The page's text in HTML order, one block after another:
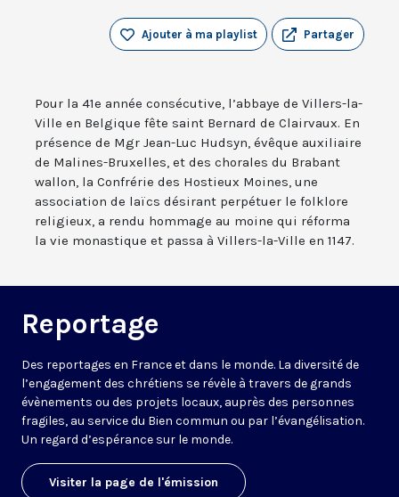
Partager
Ajouter à ma playlist
Pour la 41e année consécutive, l’abbaye de Villers-la-
Ville en Belgique fête saint Bernard de Clairvaux. En
présence de Mgr Jean-Luc Hudsyn, évêque auxiliaire
de Malines-Bruxelles, et des chorales du Brabant
wallon, la Confrérie des Hostieux Moines, une
association de laïcs désirant perpétuer le folklore
religieux, a rendu hommage au moine qui réforma
la vie monastique et passa à Villers-la-Ville en 1147.
Reportage
Des reportages en France et dans le monde. La diversité de
l’engagement des chrétiens se révèle à travers de grands
évènements ou des projets locaux, auprès des personnes
fragiles, au service du Bien commun ou par l’évangélisation.
Un regard d’espérance sur le monde.
Visiter la page de l'émission